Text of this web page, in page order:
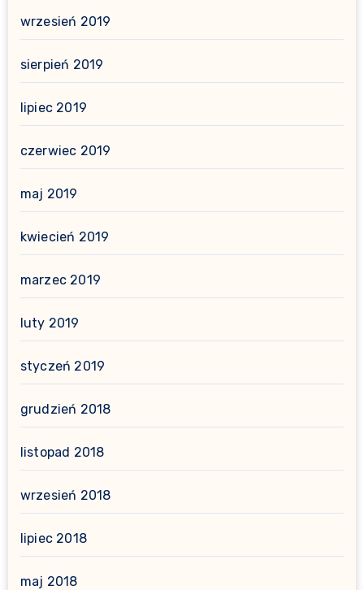
wrzesień 2019
sierpień 2019
lipiec 2019
czerwiec 2019
maj 2019
kwiecień 2019
marzec 2019
luty 2019
styczeń 2019
grudzień 2018
listopad 2018
wrzesień 2018
lipiec 2018
maj 2018